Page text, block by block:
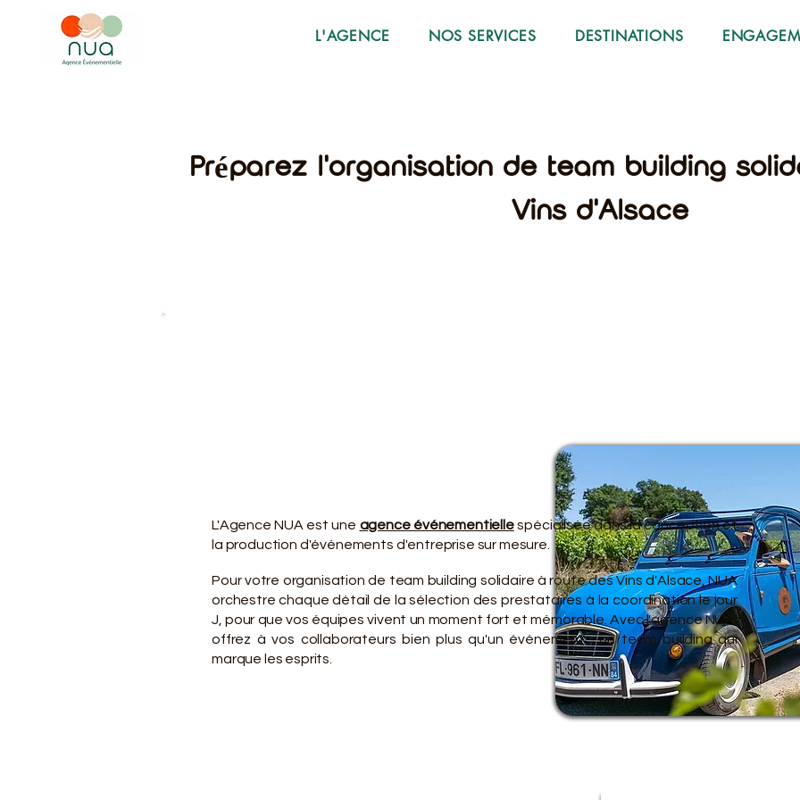
L'AGENCE NOS SERVICES DESTINATIONS
Préparez l'organisation de team building
Vins d'Alsace
VOTRE
VOTRE
L'Agence NUA est une agence événementielle spécialisée dans la conception et
la production d'événements d'entreprise sur mesure.
Pour votre organisation de team building solidaire à route des Vins d'Alsace, NUA
orchestre chaque détail de la sélection des prestataires à la coordination le jour
J, pour que vos équipes vivent un moment fort et mémorable. Avec l'agence NUA,
offrez à vos collaborateurs bien plus qu'un événement : un team building qui
marque les esprits.